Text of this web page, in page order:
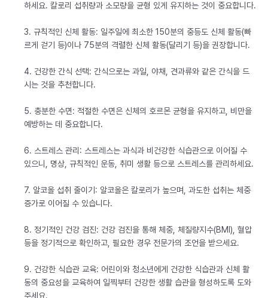
하세요. 칼로리 섭취량과 소모량을 균형 있게 유지하는 것이 중요합니다.
3. 규칙적인 신체 활동: 일주일에 최소한 150분의 중등도 신체 활동(빠
르게 걷기 등)이나 75분의 격렬한 신체 활동(달리기 등)을 권장합니다.
4. 건강한 간식 선택: 간식으로는 과일, 야채, 견과류와 같은 간식을 드
시는 것을 추천합니다.
5. 충분한 수면: 적절한 수면은 신체의 호르몬 균형을 유지하고, 비만을
예방하는 데 중요합니다.
6. 스트레스 관리: 스트레스는 과식과 비건강한 식습관으로 이어질 수
있으니, 명상, 규칙적인 운동, 취미 생활 등으로 스트레스를 관리하세요.
7. 알코올 섭취 줄이기: 알코올은 칼로리가 높으며, 과도한 섭취는 체중
증가로 이어질 수 있습니다.
8. 정기적인 건강 검진: 건강 검진을 통해 체중, 체질량지수(BMI), 혈압
등을 정기적으로 확인하고, 필요한 경우 전문가의 조언을 받으세요.
9. 건강한 식습관 교육: 어린이와 청소년에게 건강한 식습관과 신체 활
동의 중요성을 교육하여 일찍부터 건강한 생활 습관을 형성하도록 도와
주세요.